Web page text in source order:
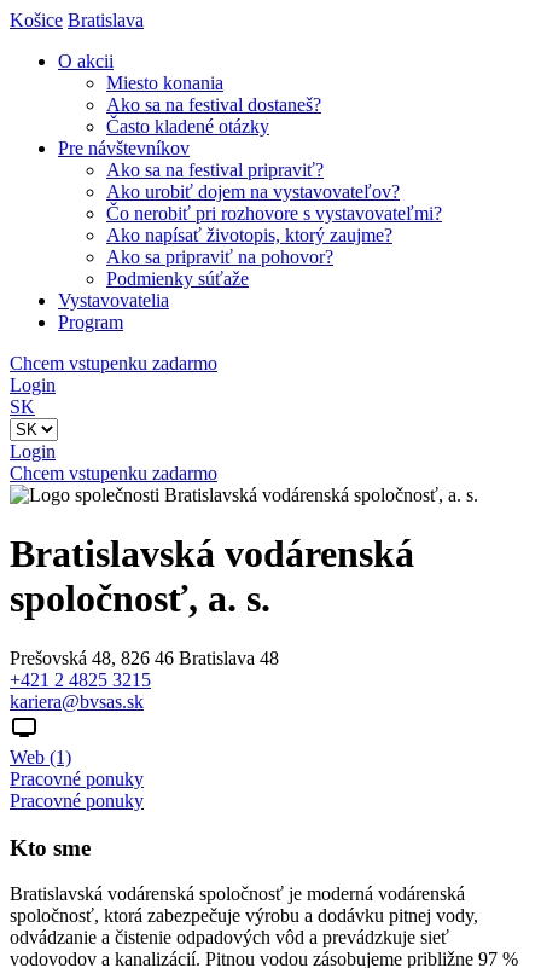
Košice Bratislava
O akcii
Miesto konania
Ako sa na festival dostaneš?
Často kladené otázky
Pre návštevníkov
Ako sa na festival pripraviť?
Ako urobiť dojem na vystavovateľov?
Čo nerobiť pri rozhovore s vystavovateľmi?
Ako napísať životopis, ktorý zaujme?
Ako sa pripraviť na pohovor?
Podmienky súťaže
Vystavovatelia
Program
Chcem vstupenku zadarmo
Login
SK
Login
Chcem vstupenku zadarmo
Bratislavská vodárenská
spoločnosť, a. s.
Prešovská 48, 826 46 Bratislava 48
+421 2 4825 3215
kariera@bvsas.sk
Web (1)
Pracovné ponuky
Pracovné ponuky
Kto sme
Bratislavská vodárenská spoločnosť je moderná vodárenská
spoločnosť, ktorá zabezpečuje výrobu a dodávku pitnej vody,
odvádzanie a čistenie odpadových vôd a prevádzkuje sieť
vodovodov a kanalizácií. Pitnou vodou zásobujeme približne 97 %